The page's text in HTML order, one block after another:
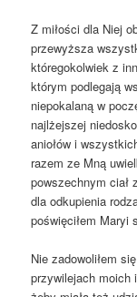
Z miłości dla Niej
przewyższa
któregokolwiek z
którym podlegają
niepokalaną w
najlżejszej
aniołów i
razem ze Mną
powszechnym ciał
dla odkupienia
poświęciłem Maryi
Nie zadowoliłem
przywilejach moich